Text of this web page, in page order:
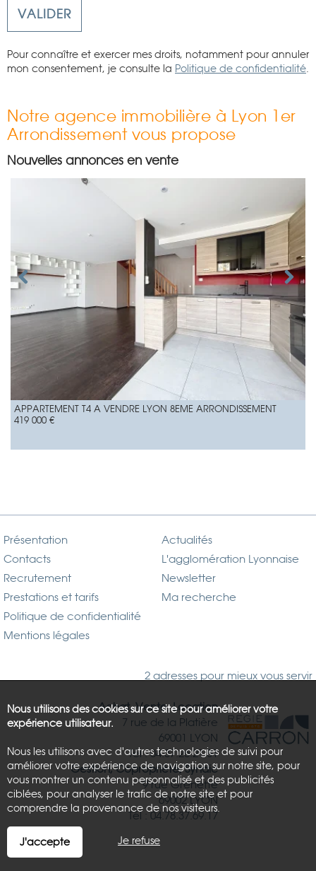
Pour connaître et exercer mes droits, notamment pour annuler
mon consentement, je consulte la Politique de confidentialité
Notre agence immobilière à Lyon 1er
Arrondissement vous propose
Nouvelles annonces en vente
APPARTEMENT T4 A VENDRE LYON 8EME ARRONDISSEMENT
419 000 €
Présentation
Contacts
Recrutement
Prestations et tarifs
Politique de confidentialité
Mentions légales
Actualités
L'agglomération Lyonnaise
Newsletter
Ma recherche
2 adresses pour mieux vous servir
Achat, Vente, Location
7 rue de la Platière
69001 LYON
Tél : 04.37.26.21.81
Gestion, Copropriété, Syndic
9 rue Grenette
69002 LYON
Tél : 04.78.37.69.17
Nous utilisons des cookies sur ce site pour améliorer votre
expérience utilisateur.
Nous les utilisons avec d'autres technologies de suivi pour
améliorer votre expérience de navigation sur notre site, pour
vous montrer un contenu personnalisé et des publicités
ciblées, pour analyser le trafic de notre site et pour
comprendre la provenance de nos visiteurs.
J'accepte Je refuse